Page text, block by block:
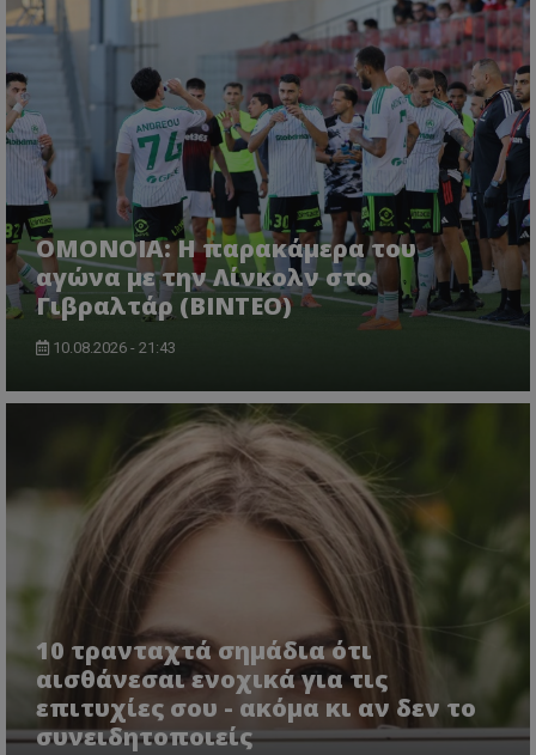
OMONOIA: Η παρακάμερα του
αγώνα με την Λίνκολν στο
Γιβραλτάρ (BINTEO)
10.08.2026 - 21:43
10 τρανταχτά σημάδια ότι
αισθάνεσαι ενοχικά για τις
επιτυχίες σου - ακόμα κι αν δεν το
συνειδητοποιείς